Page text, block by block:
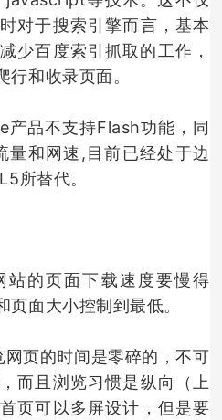
对于搜索引擎而言，基本
少百度索引抓取的工作，
和收录页面。
品不支持Flash功能， 同
量和网速,目前已经处于边
所替代。
的页面下载速度要慢得
面大小控制到最低。
页的时间是零碎的，不可
而且浏览习惯是纵向（上
页可以多屏设计，但是要